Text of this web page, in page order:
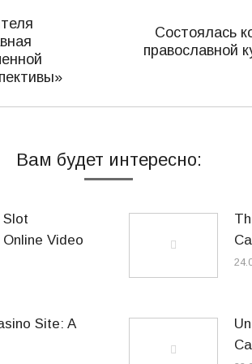
Следующая
Состоялась
православной
Вам будет интересно:
Slot
Video
Site: A